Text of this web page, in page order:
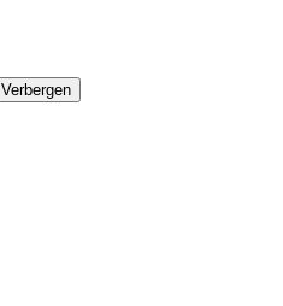
Verbergen